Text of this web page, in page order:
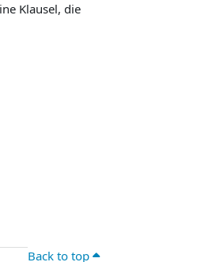
Klausel, die
Back to top